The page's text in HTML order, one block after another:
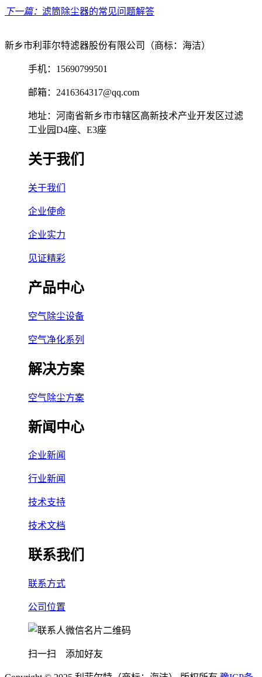
下一篇： 滤筒除尘器的常见问题解答
新乡市利菲尔特滤器股份有限公司（商标：海洁）
手机：15690799501
邮箱：2416364317@qq.com
地址：河南省新乡市市辖区高新技术产业开发区过滤
工业园D4座、E3座
关于我们
关于我们
企业使命
企业实力
见证精彩
产品中心
空气除尘设备
空气净化系列
解决方案
空气除尘方案
新闻中心
企业新闻
行业新闻
技术支持
技术文档
联系我们
联系方式
公司位置
扫一扫 添加好友